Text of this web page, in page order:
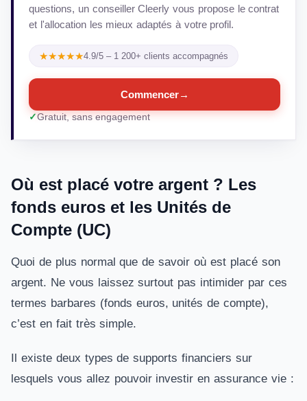
questions, un conseiller Cleerly vous propose le contrat
et l'allocation les mieux adaptés à votre profil.
★★★★★4.9/5 – 1 200+ clients accompagnés
Commencer→
Gratuit, sans engagement
Où est placé votre argent ? Les
fonds euros et les Unités de
Compte (UC)
Quoi de plus normal que de savoir où est placé son
argent. Ne vous laissez surtout pas intimider par ces
termes barbares (fonds euros, unités de compte),
c’est en fait très simple.
Il existe deux types de supports financiers sur
lesquels vous allez pouvoir investir en assurance vie :